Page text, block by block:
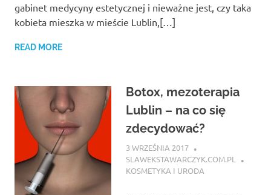
gabinet medycyny estetycznej i nieważne jest, czy taka
kobieta mieszka w mieście Lublin,[…]
READ MORE
Botox, mezoterapia
Lublin – na co się
zdecydować?
3 WRZEŚNIA 2017
SLAWEKSTAWARCZYK.COM.PL
KOSMETYKA I URODA